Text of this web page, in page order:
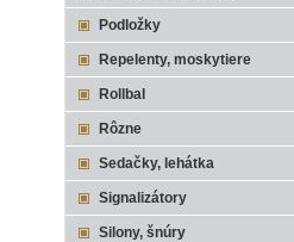
Podložky
Repelenty, moskytiere
Rollbal
Rôzne
Sedačky, lehátka
Signalizátory
Silony, šnúry